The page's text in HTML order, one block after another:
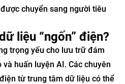
chuyển sang người tiêu
liệu “ngốn” điện?
trọng yếu cho lưu trữ đám
huấn luyện AI. Các chuyên
từ trung tâm dữ liệu có thể